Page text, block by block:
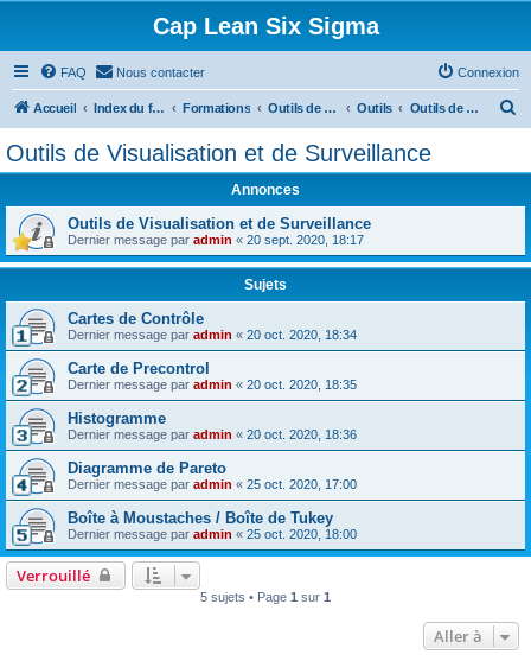
Cap Lean Six Sigma
FAQ Nous contacter Connexion
Accueil Index du forum Formations Outils de la Qualité Outils Outils de Visualisation et de Surveillance
h
Outils de Visualisation et de Surveillance
Annonces
Outils de Visualisation et de Surveillance
Dernier message par admin « 20 sept. 2020, 18:17
Sujets
Cartes de Contrôle
Dernier message par admin « 20 oct. 2020, 18:34
Carte de Precontrol
Dernier message par admin « 20 oct. 2020, 18:35
Histogramme
Dernier message par admin « 20 oct. 2020, 18:36
Diagramme de Pareto
Dernier message par admin « 25 oct. 2020, 17:00
Boîte à Moustaches / Boîte de Tukey
Dernier message par admin « 25 oct. 2020, 18:00
Verrouillé
5 sujets • Page 1 sur 1
Aller à